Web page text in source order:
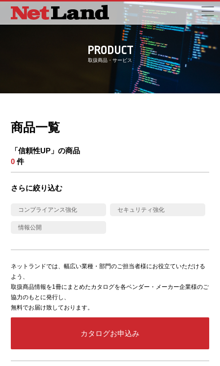
PRODUCT
取扱商品・サービス
商品一覧
「信頼性UP」の商品
0 件
さらに絞り込む
コンプライアンス強化 セキュリティ強化
情報公開
ネットランドでは、幅広い業種・部門のご担当者様にお役立ていただける
よう、
取扱商品情報を1冊にまとめたカタログを各ベンダー・メーカー企業様のご
協力のもとに発行し、
無料でお届け致しております。
カタログお申込み